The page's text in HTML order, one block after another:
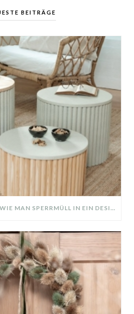
BEITRÄGE
DIY UPCYLING IDEE: WIE MAN SPERRMÜLL IN EIN DESIGNER TEIL VERWANDELT